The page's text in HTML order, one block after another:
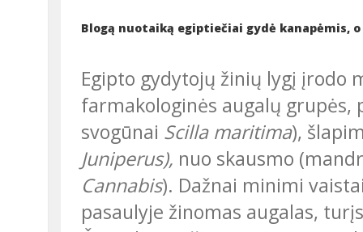
Blogą nuotaiką egiptiečiai gydė kanapėmis,
Egipto gydytojų žinių lygį įrodo medicinos užrašuose nurodomos
farmakologinės augalų
svogūnai Scilla maritima),
Juniperus), nuo skausmo
Cannabis). Dažnai minimi
pasaulyje žinomas augalas,